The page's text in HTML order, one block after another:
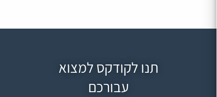
תנו לקודקס למצוא
עבורכם